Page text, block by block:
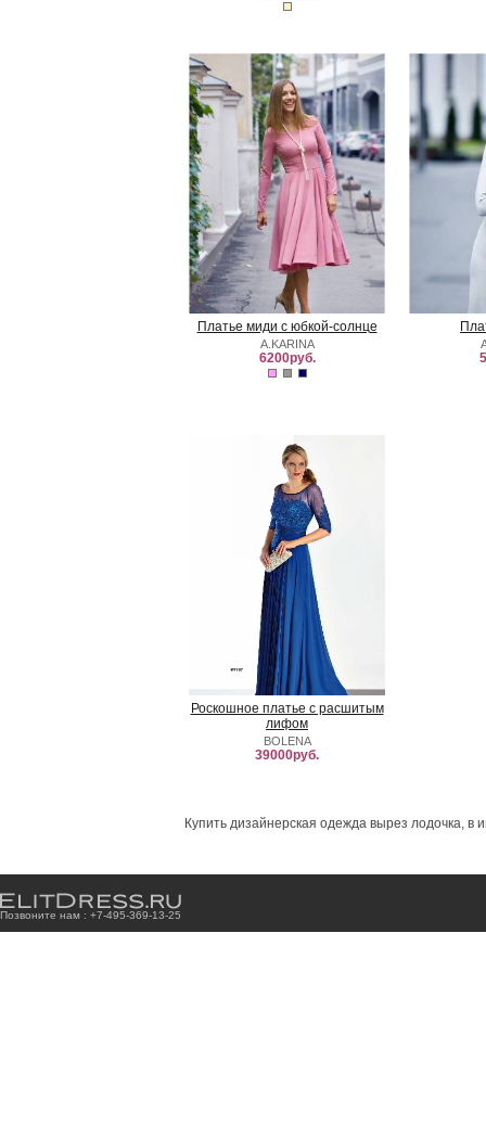
Платье миди с юбкой-солнце
A.KARINA
6200руб.
Роскошное платье с расшитым
лифом
BOLENA
39000руб.
Купить дизайнерская одежда вырез лодочка, в
Позвоните нам : +7-495-369-13-25